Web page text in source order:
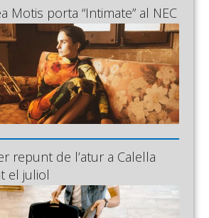
Motis porta “Intimate” al NEC
repunt de l’atur a Calella
el juliol